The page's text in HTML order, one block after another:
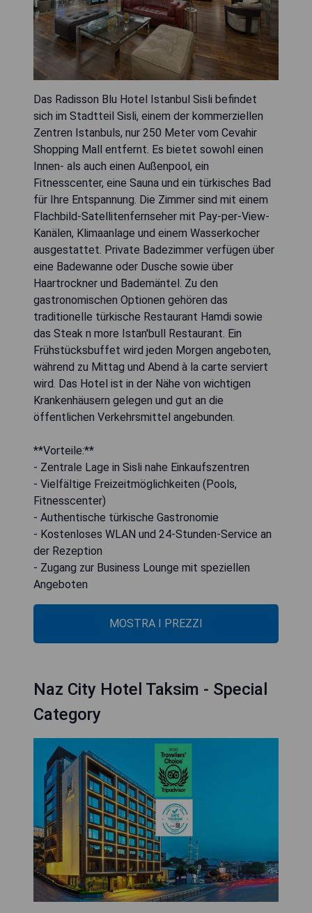
Das Radisson Blu Hotel Istanbul Sisli befindet
sich im Stadtteil Sisli, einem der kommerziellen
Zentren Istanbuls, nur 250 Meter vom Cevahir
Shopping Mall entfernt. Es bietet sowohl einen
Innen- als auch einen Außenpool, ein
Fitnesscenter, eine Sauna und ein türkisches Bad
für Ihre Entspannung. Die Zimmer sind mit einem
Flachbild-Satellitenfernseher mit Pay-per-View-
Kanälen, Klimaanlage und einem Wasserkocher
ausgestattet. Private Badezimmer verfügen über
eine Badewanne oder Dusche sowie über
Haartrockner und Bademäntel. Zu den
gastronomischen Optionen gehören das
traditionelle türkische Restaurant Hamdi sowie
das Steak n more Istan'bull Restaurant. Ein
Frühstücksbuffet wird jeden Morgen angeboten,
während zu Mittag und Abend à la carte serviert
wird. Das Hotel ist in der Nähe von wichtigen
Krankenhäusern gelegen und gut an die
öffentlichen Verkehrsmittel angebunden.
**Vorteile:**
- Zentrale Lage in Sisli nahe Einkaufszentren
- Vielfältige Freizeitmöglichkeiten (Pools,
Fitnesscenter)
- Authentische türkische Gastronomie
- Kostenloses WLAN und 24-Stunden-Service an
der Rezeption
- Zugang zur Business Lounge mit speziellen
Angeboten
MOSTRA I PREZZI
Naz City Hotel Taksim - Special
Category